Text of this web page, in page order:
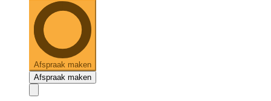
Afspraak maken
Afspraak maken